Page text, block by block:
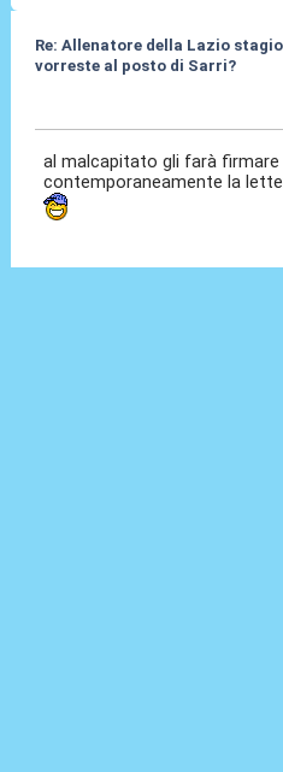
Re: Allenatore della Lazio
vorreste al posto di Sarri?
al malcapitato gli farà
contemporaneamente la